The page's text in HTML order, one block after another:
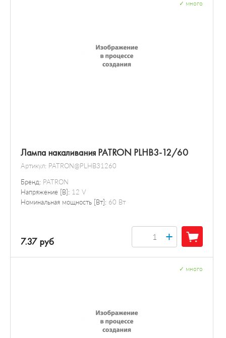
Лампа накаливания PATRON PLHB3-12/60
Артикул: PATRON@PLHB31260
Бренд: PATRON
Напряжение [В]: 12 V
Номинальная мощность [Вт]: 60 Вт
много
7.37 руб +
много